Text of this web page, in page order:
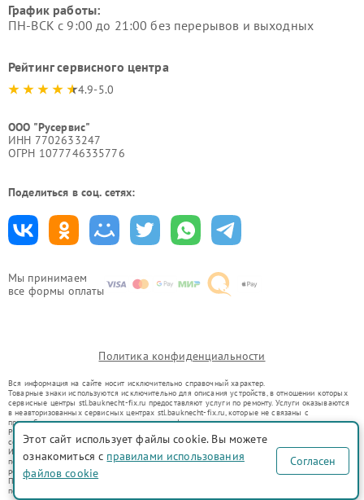
Мы принимаем
все формы оплаты
График работы:
ПН-ВСК с 9:00 до 21:00 без перерывов и выходных
Рейтинг сервисного центра
4.9-5.0
ООО "Русервис"
ИНН 7702633247
ОГРН 1077746335776
Поделиться в соц. сетях:
Политика конфиденциальности
Вся информация на сайте носит исключительно справочный характер.
Товарные знаки используются исключительно для описания устройств, в отношении которых
сервисные центры stl.bauknecht-fix.ru предоставляют услуги по ремонту. Услуги оказываются
в неавторизованных сервисных центрах stl.bauknecht-fix.ru, которые не связаны с
правообладателями товарных знаков или их официальными представителями.
Ремонт осуществляется для устройств, уже введенных в гражданский оборот в соответствии
со статьей 1487 ГК РФ.
Использование товарных знаков не преследует цели индивидуализации услуг или введения
потребителей в заблуждение, а служит для информирования о предоставляемых услугах по
ремонту техники указанных брендов.
Представленная на сайте информация не является публичной офертой, определяемой
положениями Статьи 437(2) Гражданского кодекса РФ
Этот сайт использует файлы cookie. Вы можете
ознакомиться с правилами использования
файлов cookie
Согласен